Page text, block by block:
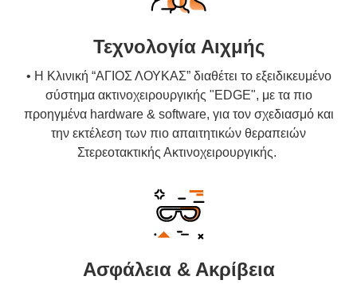
Τεχνολογία Αιχμής
• Η Κλινική “ΑΓΙΟΣ ΛΟΥΚΑΣ” διαθέτει το εξειδικευμένο
σύστημα ακτινοχειρουργικής "EDGE", με τα πιο
προηγμένα hardware & software, για τον σχεδιασμό και
την εκτέλεση των πιο απαιτητικών θεραπειών
Στερεοτακτικής Ακτινοχειρουργικής.
Ασφάλεια & Ακρίβεια